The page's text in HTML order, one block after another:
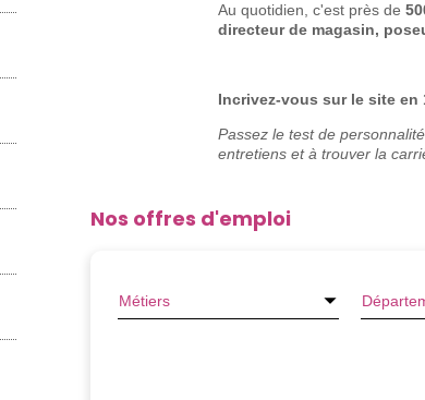
Au quotidien, c'est près de
directeur de magasin,
Incrivez-vous sur le site en
Passez le test de
entretiens et à trouver la
Nos offres d'emploi